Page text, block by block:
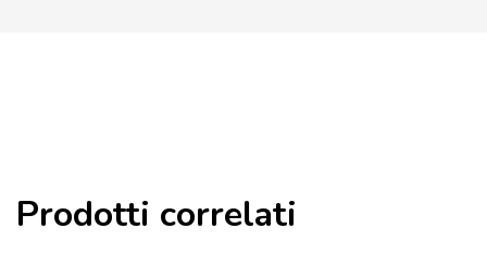
Prodotti correlati